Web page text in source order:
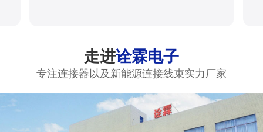
走进诠霖电子
专注连接器以及新能源连接线束实力厂家